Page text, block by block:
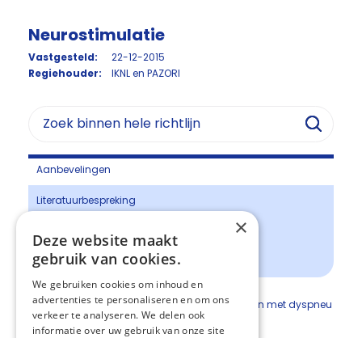
Neurostimulatie
Vastgesteld:
22-12-2015
Regiehouder:
IKNL en PAZORI
Aanbevelingen
Literatuurbespreking
Overwegingen
De toepassing van neurostimulatie bij patiënten met dyspneu
in de palliatieve fase wordt niet aanbevolen.
×
Deze website maakt
gebruik van cookies.
We gebruiken cookies om inhoud en
advertenties te personaliseren en om ons
verkeer te analyseren. We delen ook
informatie over uw gebruik van onze site